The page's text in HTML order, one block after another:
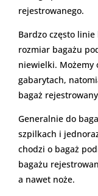
rejestrowanego.
Bardzo często
rozmiar bagażu
niewielki. Możemy
gabarytach,
bagaż
Generalnie do
szpilkach i
chodzi o bagaż
bagażu
a nawet noże.